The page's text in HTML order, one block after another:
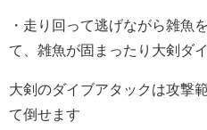
・走り回って逃げながら雑魚
て、雑魚が固まったり大剣ダ
大剣のダイブアタックは攻撃
て倒せます